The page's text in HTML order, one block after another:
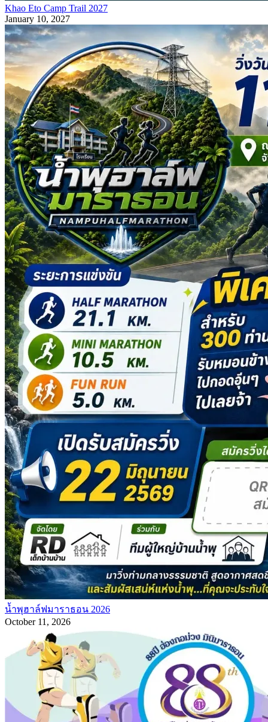
Khao Eto Camp Trail 2027
January 10, 2027
น้ำพุฮาล์ฟมาราธอน 2026
October 11, 2026